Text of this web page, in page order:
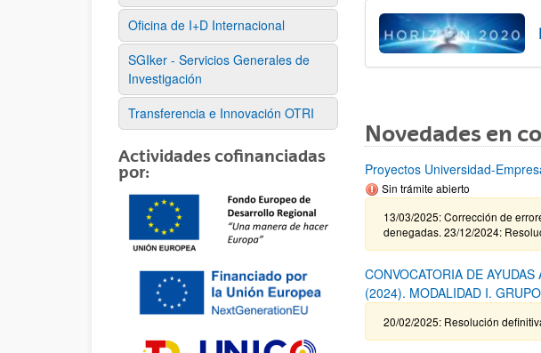
Oficina de I+D Internacional
SGIker - Servicios Generales de
Investigación
Transferencia e Innovación OTRI
Actividades cofinanciadas
por:
Novedades en
Proyectos Universidad-
Sin trámite abierto
13/03/2025: Corrección de
denegadas. 23/12/2024:
CONVOCATORIA DE
(2024). MODALIDAD I.
20/02/2025: Resolución